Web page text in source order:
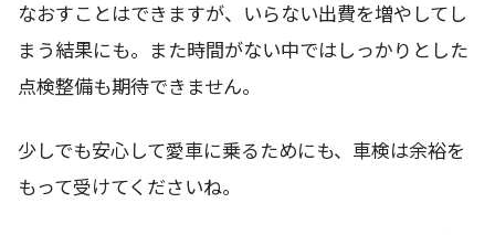
なおすことはできますが、いらない出費を増やしてし
まう結果にも。また時間がない中ではしっかりとした
点検整備も期待できません。
少しでも安心して愛車に乗るためにも、車検は余裕を
もって受けてくださいね。